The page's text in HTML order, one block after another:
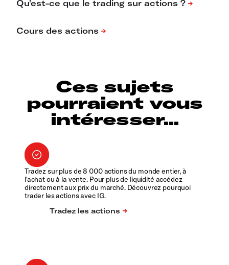
Ces sujets
pourraient vous
intéresser...
Tradez sur plus de 8 000 actions du monde entier, à
l'achat ou à la vente. Pour plus de liquidité accédez
directement aux prix du marché. Découvrez pourquoi
trader les actions avec IG.